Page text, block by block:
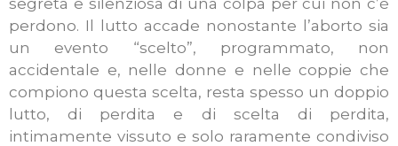
perdono. Il lutto accade nonostante l’aborto sia
un evento “scelto”, programmato, non
accidentale e, nelle donne e nelle coppie che
compiono questa scelta, resta spesso un doppio
lutto, di perdita e di scelta di perdita,
intimamente vissuto e solo raramente condiviso